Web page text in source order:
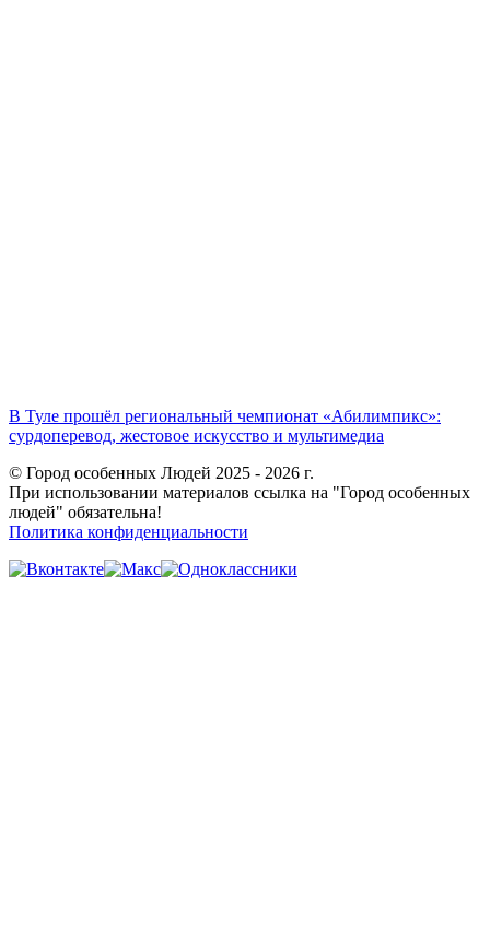
В Туле прошёл региональный чемпионат «Абилимпикс»:
сурдоперевод, жестовое искусство и мультимедиа
© Город особенных Людей 2025 - 2026 г.
При использовании материалов ссылка на "Город особенных
людей" обязательна!
Политика конфиденциальности